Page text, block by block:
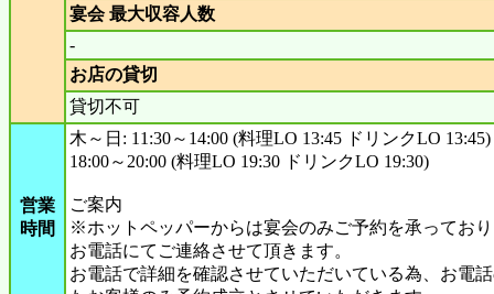
宴会 最大収容人数
-
お店の貸切
貸切不可
営業
時間
木～日: 11:30～14:00 (料理LO 13:45 ドリンクLO 13:45)
18:00～20:00 (料理LO 19:30 ドリンクLO 19:30)
ご案内
※ホットペッパーからは宴会のみご予約を承ってお
お電話にてご連絡させて頂きます。
お電話で詳細を確認させていただいている為、お電